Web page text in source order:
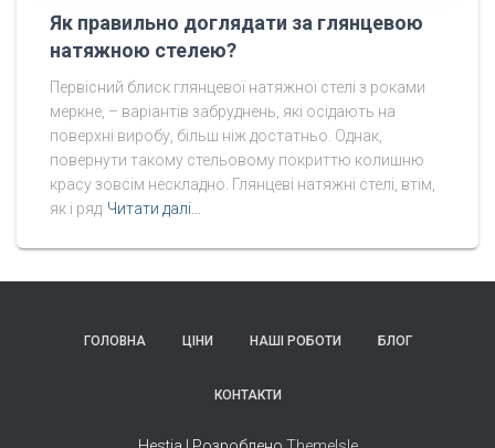
Як правильно доглядати за глянцевою
натяжною стелею?
Первісний блиск глянцевої натяжної стелі з роками
меркне, – варіантів забруднень, які осідають на
поверхні виробу, більш ніж достатньо. Однак,
повернути такому стельовому покриттю колишню
красу зовсім нескладно. Глянцеві натяжні стелі, втім,
як і ряд Читати далі…
ГОЛОВНА ЦІНИ НАШІ РОБОТИ БЛОГ
КОНТАКТИ